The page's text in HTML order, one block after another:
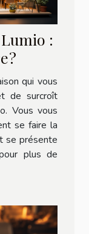
:
?
qui vous
de surcroît
Vous vous
se faire la
se présente
plus de